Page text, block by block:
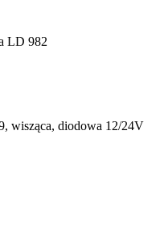
LD 982
wisząca, diodowa 12/24V